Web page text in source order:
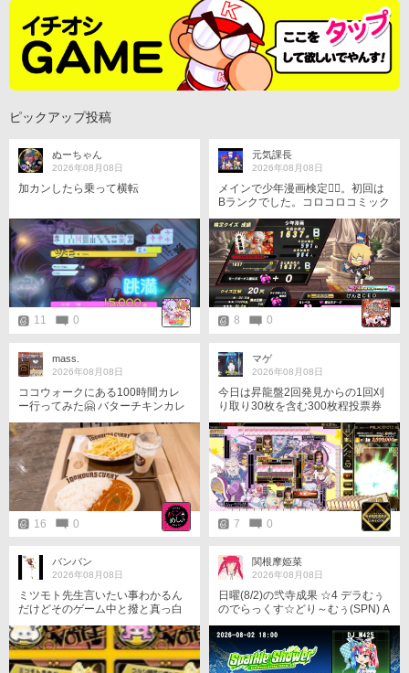
ピックアップ投稿
ぬーちゃん
2026年08月08日
加カンしたら乗って横転
11 0
元気課長
2026年08月08日
メインで少年漫画検定󾆛󾔃。初回は
Bランクでした。コロコロコミック
系の問題が出ないと思うのは、気
のせいでしょうか？w
8 0
mass.
2026年08月08日
ココウォークにある100時間カレ
ー行ってみた🤗 バターチキンカレ
食べやすかった♪（辛いと鼻水止ま
らんくて困るので🤧） 次行ったら
オリジナルビーフカレー食べてみ
たい！（これも辛くないらしい）
https://x.com/i/status/20860530679
30390648
16
0
マゲ
2026年08月08日
今日は昇龍盤2回発見からの1回刈
り取り30枚を含む300枚程投票券
歳〜 明日も青天井で300枚稼ぐ
ぞ！
7 0
バンバン
2026年08月08日
ミツモト先生言いたい事わかるん
だけどそのゲーム中と撥と真っ白
の牌の内2種類ポンすると途端に残
りの1種類が河に全く流れなくなる
んだよな🧐
関根摩姫菜
2026年08月08日
日曜(8/2)の弐寺成果 ☆4 デラむぅ
のでらっくす☆どり～むぅ(SPN) A
AA-33 & FULL COMBO こんな高
いスコアが出せたのいつぶりか
な？ #IIDX